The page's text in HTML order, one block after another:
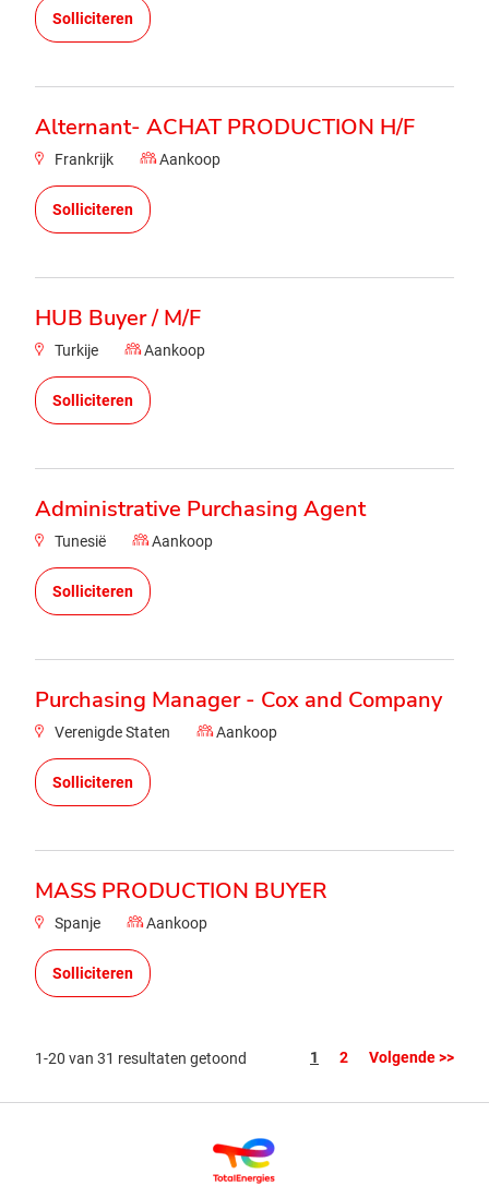
Solliciteren
Alternant- ACHAT PRODUCTION H/F
Frankrijk Aankoop
Solliciteren
HUB Buyer / M/F
Turkije Aankoop
Solliciteren
Administrative Purchasing Agent
Tunesië Aankoop
Solliciteren
Purchasing Manager - Cox and Company
Verenigde Staten Aankoop
Solliciteren
MASS PRODUCTION BUYER
Spanje Aankoop
Solliciteren
1-20 van 31 resultaten getoond Pagina
1 2 Volgende >>